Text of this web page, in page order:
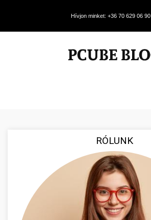
Hívjon minket: +36 70 629 06 90
RÓLUNK